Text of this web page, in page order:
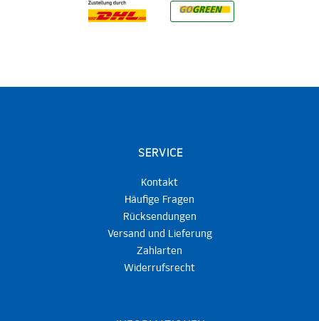
SERVICE
Kontakt
Häufige Fragen
Rücksendungen
Versand und Lieferung
Zahlarten
Widerrufsrecht